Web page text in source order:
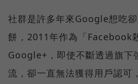
社群是許多年來Google想吃
餅，2011年作為「Facebook
Google+，即使不斷透過旗下
流，卻一直無法獲得用戶認可